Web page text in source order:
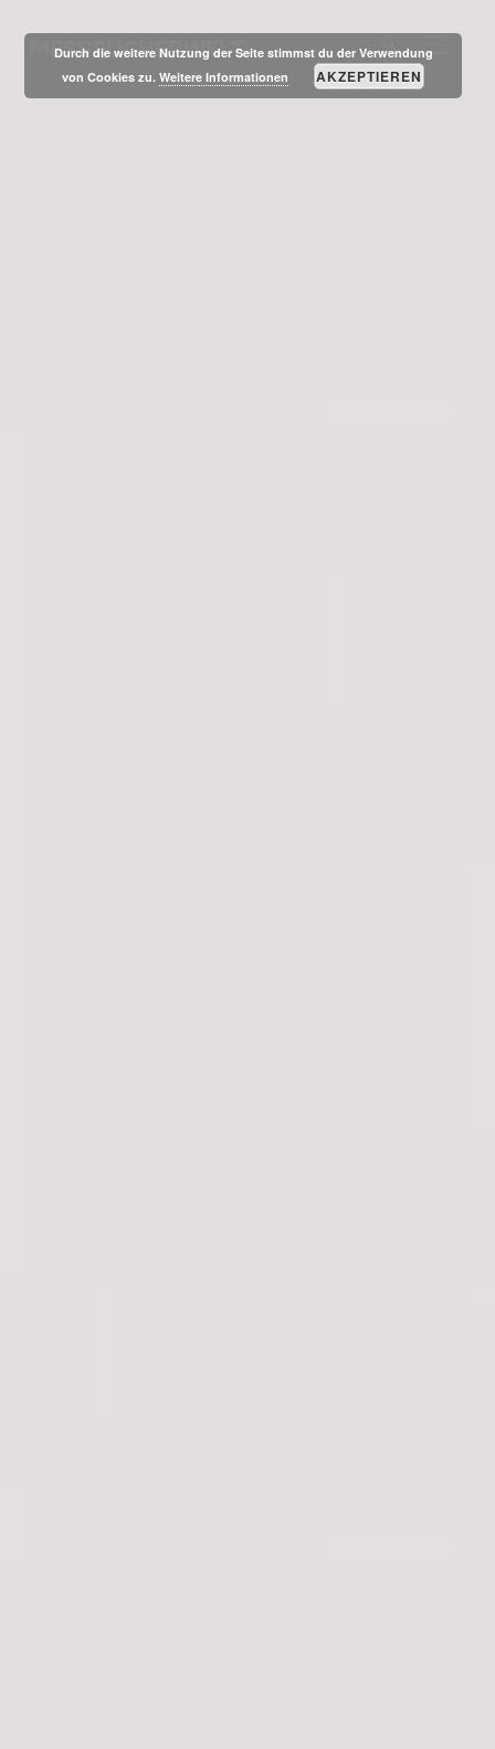
MESSSUCHERWELT
Durch die weitere Nutzung der Seite stimmst du der Verwendung
von Cookies zu.Weitere Informationen AKZEPTIEREN